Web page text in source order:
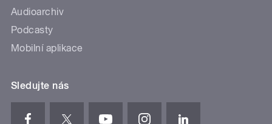
Audioarchiv
Podcasty
Mobilní aplikace
Sledujte nás